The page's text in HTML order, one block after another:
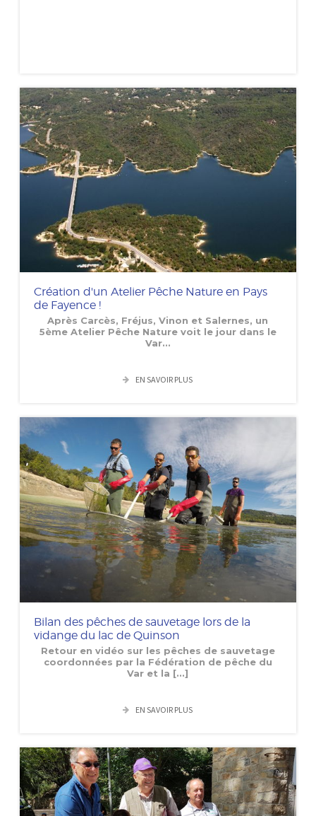
Création d'un Atelier Pêche Nature en Pays
de Fayence !
Après Carcès, Fréjus, Vinon et Salernes, un
5ème Atelier Pêche Nature voit le jour dans le
Var...
EN SAVOIR PLUS
Bilan des pêches de sauvetage lors de la
vidange du lac de Quinson
Retour en vidéo sur les pêches de sauvetage
coordonnées par la Fédération de pêche du
Var et la [...]
EN SAVOIR PLUS